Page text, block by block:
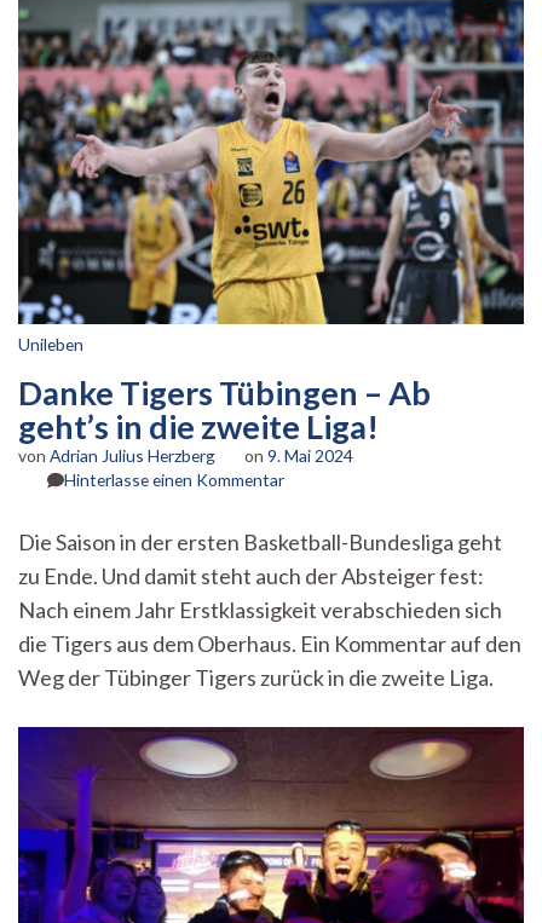
Unileben
Danke Tigers Tübingen – Ab
geht’s in die zweite Liga!
von Adrian Julius Herzberg on 9. Mai 2024
Hinterlasse einen Kommentarzu
Tübingen
–
Ab
geht’s
in
die
Die Saison in der ersten Basketball-Bundesliga geht
zu Ende. Und damit steht auch der Absteiger fest:
Nach einem Jahr Erstklassigkeit verabschieden sich
die Tigers aus dem Oberhaus. Ein Kommentar auf den
Weg der Tübinger Tigers zurück in die zweite Liga.